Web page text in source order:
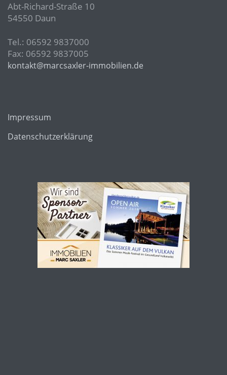
Abt-Richard-Straße 10
54550 Daun
Tel.: 06592 9837000
Fax: 06592 9837005
kontakt@marcsaxler-immobilien.de
Impressum
Datenschutzerklärung